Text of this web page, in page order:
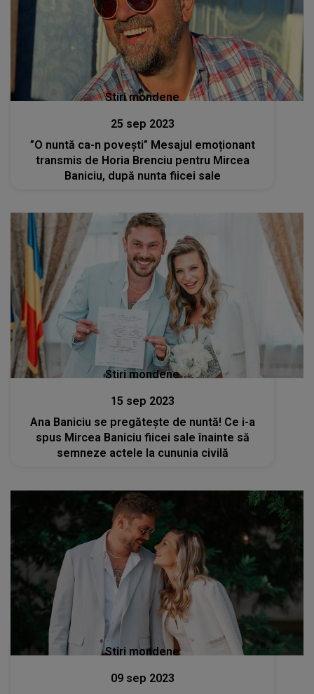
Stiri mondene
25 sep 2023
”O nuntă ca-n povești” Mesajul emoționant
transmis de Horia Brenciu pentru Mircea
Baniciu, după nunta fiicei sale
Stiri mondene
15 sep 2023
Ana Baniciu se pregătește de nuntă! Ce i-a
spus Mircea Baniciu fiicei sale înainte să
semneze actele la cununia civilă
Stiri mondene
09 sep 2023